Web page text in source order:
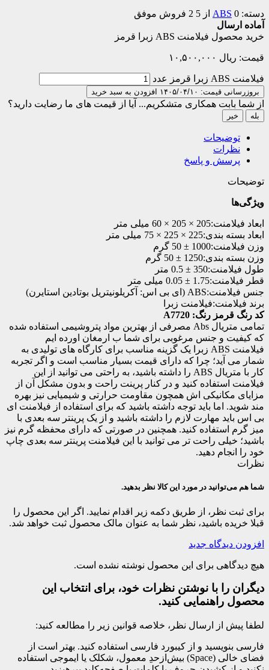
دسته: ABS 0 از 5
2 فروش موفق
آماده ارسال
خرید محصول فیلامنت ABS زبرا قرمز
قیمت: ریال
فیلامنت ABS زبرا قرمز عدد
بروزرسانی قیمت: ۱۴۰۵/۰۴/۱۰
از شما بابت همکاری متشکریم... آیا از قیمت های ما رضایت دارید؟
بله خیر
توضیحات
نظرات
پرسش و پاسخ
توضیحات
ویژگی‌ها
ابعاد فیلامنت:205 × 205 × 60 میلی متر
ابعاد بسته بندی:225 × 225 × 75 میلی متر
وزن فیلامنت:1000 ± 50 گرم
وزن بسته بندی:1250 ± 50 گرم
طول فیلامنت:350 ± 0.5 متر
قطر فیلامنت:1.75 ± 0.05 میلی متر
جنس فیلامنت:ABS (ای بی اس: آکریلونیتریل بوتادین استایرن)
برند فیلامنت:فیلامنت زبرا
کد رنگ قرمز رنگ: A7720
تمامی متریال Abs مصرفی از بهترین مواد پتروشیمی استفاده شده
که کیفیت و جنس مرغوبی برای شما ب ارمغان اورده ایم
فیلامنت ABS زبرا یک گزینه مناسب برای کارگاه های تولیدی به
شمار می آید؛ چرا که دارای قیمت بسیار مناسب است و اگر تجربه
کار با متریال ABS را داشته باشید، به راحتی می توانید از این
فیلامنت استفاده کنید و در کنار پرینت راحت و بدون مشکل آن از
مزایای مکانیکی اش همچون مقاومت حرارتی و شیمیایی نیز بهره
مند شوید. اما باید توجه داشته باشید که برای استفاده از فیلامنت ای
بی اس باید مهارت لازم را داشته باشید و از یک پرینتر سه بعدی با
میز گرم استفاده کنید. همچنین در صورتی که دارای محفظه گرم نیز
باشید؛ خیلی راحت تر می توانید با این فیلامنت پرینتر سه بعدی چاپ
خود را انجام دهید.
نظرات
شما هم می‌توانید در مورد این کالا نظر بدهید.
برای ثبت نظر، از طریق دکمه زیر اقدام نمایید. اگر این محصول را
قبلا خریده باشید، نظر شما به عنوان مالک محصول ثبت خواهد شد.
افزودن دیدگاه جدید
هیچ دیدگاهی برای این محصول نوشته نشده است.
دیگران را با نوشتن نظرات خود، برای انتخاب این
محصول راهنمایی کنید.
لطفا پیش از ارسال نظر، خلاصه قوانین زیر را مطالعه کنید:
فارسی بنویسید و از کیبورد فارسی استفاده کنید. بهتر است از
فضای خالی (Space) بیش‌از‌حدِ معمول، شکلک یا ایموجی استفاده